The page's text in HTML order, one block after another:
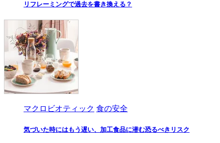
リフレーミングで過去を書き換える？
マクロビオティック 食の安全
気づいた時にはもう遅い、加工食品に潜む恐るべきリスク